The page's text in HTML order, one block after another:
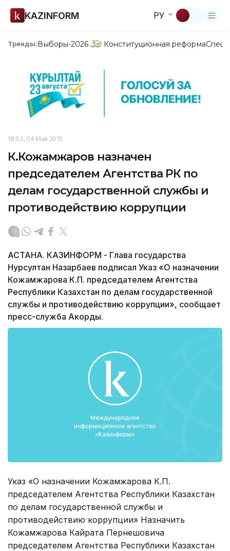
KAZINFORM РУ
Тренды:Выборы-2026 Конституционная реформа
18:03, 04 Мая 2015
К.Кожамжаров назначен
председателем Агентства РК по
делам государственной службы и
противодействию коррупции
АСТАНА. КАЗИНФОРМ - Глава государства
Нурсултан Назарбаев подписал Указ «О назначении
Кожамжарова К.П. председателем Агентства
Республики Казахстан по делам государственной
службы и противодействию коррупции», сообщает
пресс-служба Акорды.
Указ «О назначении Кожамжарова К.П.
председателем Агентства Республики Казахстан
по делам государственной службы и
противодействию коррупции» Назначить
Кожамжарова Кайрата Пернешовича
председателем Агентства Республики Казахстан